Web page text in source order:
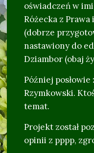
oświadczeń w
Różecka z
(dobrze
nastawiony do
Dziambor (obaj
Później
Rzymkowski.
temat.
Projekt został
opinii z pppp,